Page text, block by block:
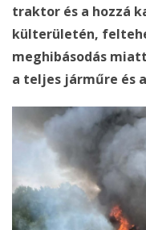
traktor és a hozzá
külterületén,
meghibásodás
a teljes járműre és